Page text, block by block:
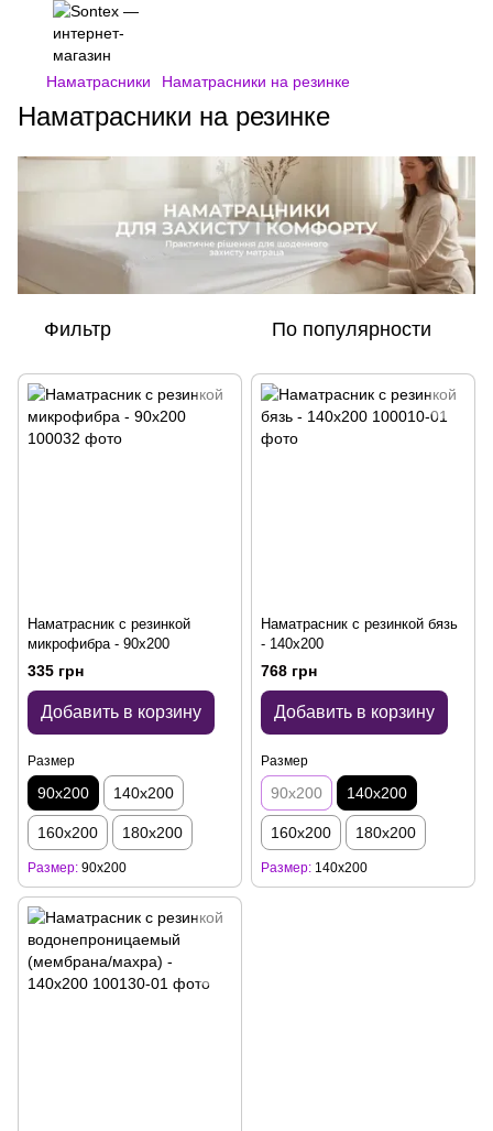
Наматрасники Наматрасники на резинке
Наматрасники на резинке
Фильтр По популярности
Наматрасник с резинкой
микрофибра - 90x200
335 грн
Добавить в корзину
Размер
90x200 140x200
160x200 180x200
Размер 90x200
Наматрасник с резинкой бязь
- 140x200
768 грн
Добавить в корзину
Размер
90x200 140x200
160x200 180x200
Размер 140x200